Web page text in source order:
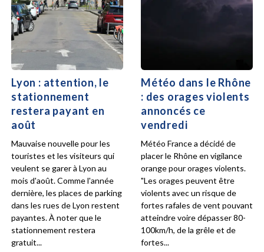
Lyon : attention, le
stationnement
restera payant en
août
Mauvaise nouvelle pour les
touristes et les visiteurs qui
veulent se garer à Lyon au
mois d'août. Comme l'année
dernière, les places de parking
dans les rues de Lyon restent
payantes. À noter que le
stationnement restera
gratuit...
Météo dans le Rhône
: des orages violents
annoncés ce
vendredi
Météo France a décidé de
placer le Rhône en vigilance
orange pour orages violents.
"Les orages peuvent être
violents avec un risque de
fortes rafales de vent pouvant
atteindre voire dépasser 80-
100km/h, de la grêle et de
fortes...